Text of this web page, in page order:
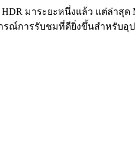
มาระยะหนึ่งแล้ว แต่ล่าสุด
รณ์การรับชมที่ดียิ่งขึ้นสำหรับ